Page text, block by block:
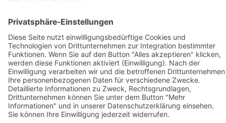
Eier sowie in diversen Früchten und Gemüsesorten.
Verzehrempfehlung
Inhaltsstoffe/Zusammensetzung